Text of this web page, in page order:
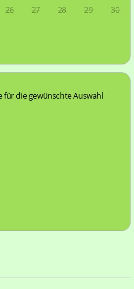
26 27 28 29 30
für die gewünschte Auswahl